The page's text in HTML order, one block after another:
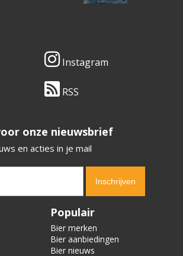
Instagram
RSS
onze nieuwsbrief
en acties in je mail
Populair
Bier merken
Bier aanbiedingen
Bier nieuws